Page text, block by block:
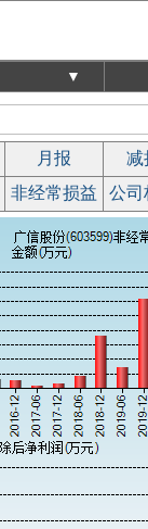
▼
月报
减
非经常损益 公司